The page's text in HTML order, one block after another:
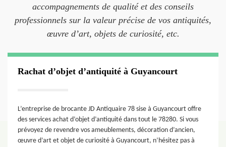
accompagnements de qualité et des conseils
professionnels sur la valeur précise de vos antiquités,
œuvre d’art, objets de curiosité, etc.
Rachat d’objet d’antiquité à Guyancourt
L’entreprise de brocante JD Antiquaire 78 sise à Guyancourt offre
des services achat d’objet d’antiquité dans tout le 78280. Si vous
prévoyez de revendre vos ameublements, décoration d’ancien,
œuvre d’art et objet de curiosité à Guyancourt, n’hésitez pas à